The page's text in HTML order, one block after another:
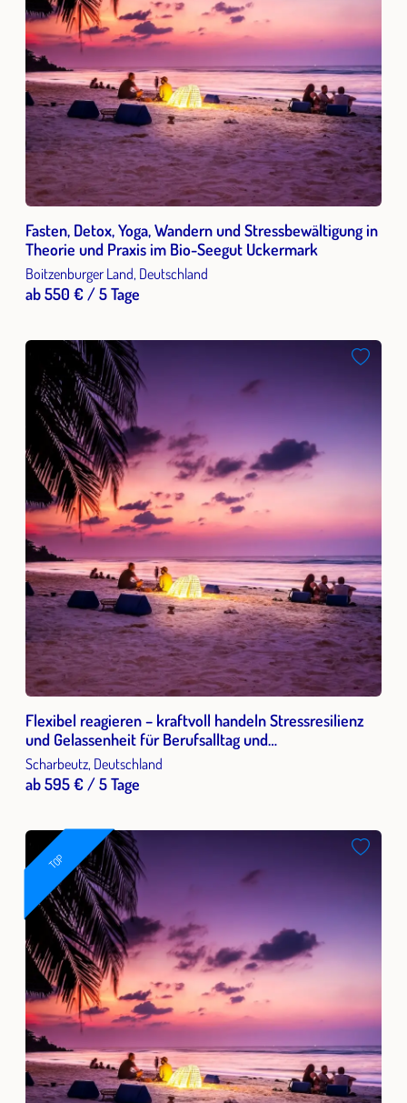
Fasten, Detox, Yoga, Wandern und Stressbewältigung in
Theorie und Praxis im Bio-Seegut Uckermark
Boitzenburger Land, Deutschland
ab 550 € / 5 Tage
Flexibel reagieren – kraftvoll handeln Stressresilienz
und Gelassenheit für Berufsalltag und
gesellschaftliches Leben
Scharbeutz, Deutschland
ab 595 € / 5 Tage
TOP